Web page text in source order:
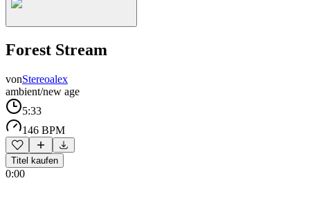
Forest Stream
vonStereoalex
ambient/new age
5:33
146 BPM
Titel kaufen
0:00